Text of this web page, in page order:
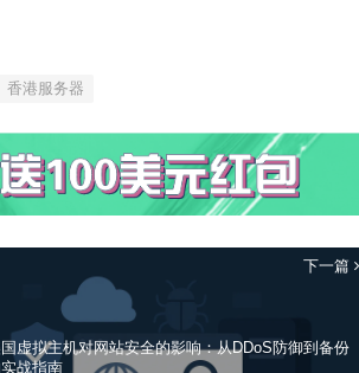
香港服务器
下一篇
虚拟主机对网站安全的影响：从DDoS防御到备份
战指南